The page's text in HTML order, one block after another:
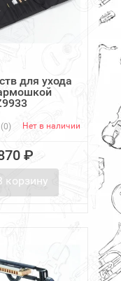
для ухода
(0) Нет в наличии
₽
корзину